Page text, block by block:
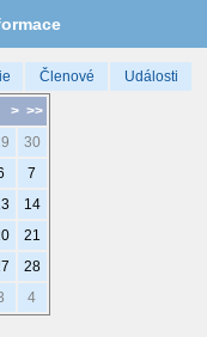
Členové Události
> >>
30
7
14
21
28
4